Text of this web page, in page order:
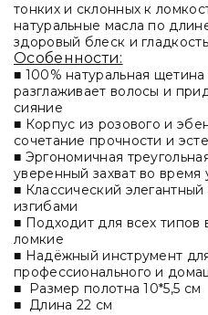
тонких и склонных к
натуральные масла по
здоровый блеск и
Особенности:
■ 100% натуральная
разглаживает волосы и
сияние
■ Корпус из розового и
сочетание прочности и
■ Эргономичная
уверенный захват во время
■ Классический
изгибами
■ Подходит для всех типов
ломкие
■ Надёжный инструмент
профессионального и
■ Размер полотна 10*5,5 см
■ Длина 22 см